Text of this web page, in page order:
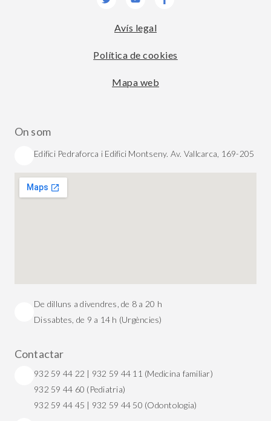
Avís legal
Política de cookies
Mapa web
On som
Edifici Pedraforca i Edifici Montseny. Av. Vallcarca, 169-205
De dilluns a divendres, de 8 a 20 h
Dissabtes, de 9 a 14 h (Urgències)
Contactar
932 59 44 22 | 932 59 44 11 (Medicina familiar)
932 59 44 60 (Pediatria)
932 59 44 45 | 932 59 44 50 (Odontologia)